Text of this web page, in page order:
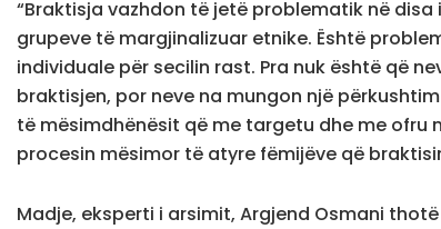
“Braktisja vazhdon të jetë problematik në
grupeve të margjinalizuar etnike. Është
individuale për secilin rast. Pra nuk është që
braktisjen, por neve na mungon një
të mësimdhënësit që me targetu dhe me ofru
procesin mësimor të atyre fëmijëve që
Madje, eksperti i arsimit, Argjend Osmani